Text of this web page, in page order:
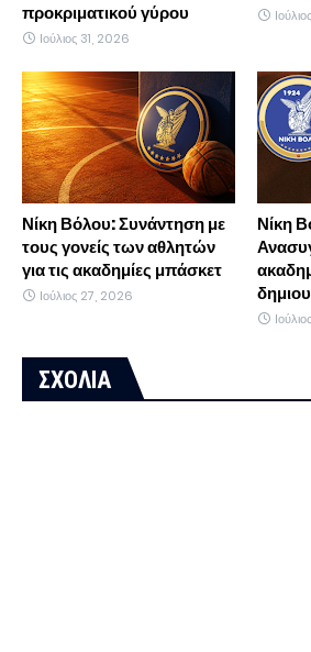
προκριματικού γύρου
Ιούλιος 31, 2026
Νίκη Βόλου: Συνάντηση με
τους γονείς των αθλητών
για τις ακαδημίες μπάσκετ
Ιούλιος 27, 2026
Νίκη
ΣΧΟΛΙΑ